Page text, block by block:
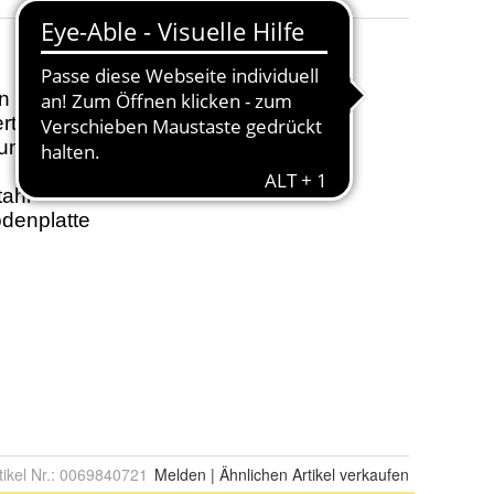
Nr.: 0069840721 Melden | Ähnlichen Artikel verkaufen